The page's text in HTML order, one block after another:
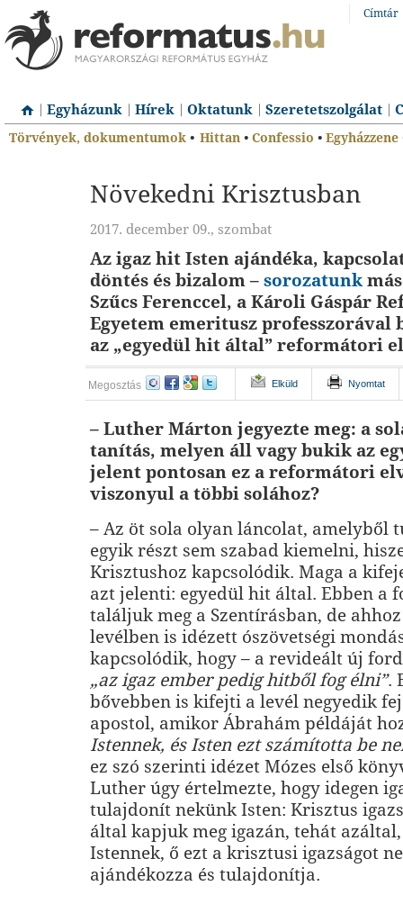
Címtár
Egyházunk Hírek Oktatunk Szeretetszolgálat
Törvények, dokumentumok • Hittan • Confessio • Egyházzene
Növekedni Krisztusban
2017. december 09., szombat
Az igaz hit Isten ajándéka,
döntés és bizalom – sorozatunk
Szűcs Ferenccel, a Károli Gáspár
Egyetem emeritusz professzorával
az „egyedül hit által” reformátori
Megosztás Elküld Nyomtat
– Luther Márton jegyezte meg: a
tanítás, melyen áll vagy bukik az
jelent pontosan ez a reformátori
viszonyul a többi solához?
– Az öt sola olyan láncolat, amelyből
egyik részt sem szabad kiemelni,
Krisztushoz kapcsolódik. Maga a
azt jelenti: egyedül hit által. Ebben a
találjuk meg a Szentírásban, de
levélben is idézett ószövetségi
kapcsolódik, hogy – a revideált új
„az igaz ember pedig hitből fog élni”.
bővebben is kifejti a levél negyedik
apostol, amikor Ábrahám példáját
Istennek, és Isten ezt számította be
ez szó szerinti idézet Mózes első
Luther úgy értelmezte, hogy idegen
tulajdonít nekünk Isten: Krisztus
által kapjuk meg igazán, tehát
Istennek, ő ezt a krisztusi igazságot
ajándékozza és tulajdonítja.